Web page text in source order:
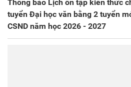
Thông báo Lịch ôn tập kiến thức
tuyển Đại học văn bằng 2 tuyển
CSND năm học 2026 - 2027